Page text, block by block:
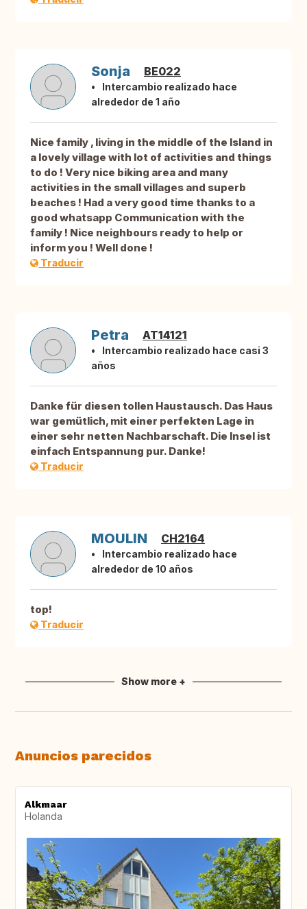
Sonja BE022
Intercambio realizado hace
alrededor de 1 año
Nice family , living in the middle of the Island in
a lovely village with lot of activities and things
to do ! Very nice biking area and many
activities in the small villages and superb
beaches ! Had a very good time thanks to a
good whatsapp Communication with the
family ! Nice neighbours ready to help or
inform you ! Well done !
Traducir
Petra AT14121
Intercambio realizado hace casi 3
años
Danke für diesen tollen Haustausch. Das Haus
war gemütlich, mit einer perfekten Lage in
einer sehr netten Nachbarschaft. Die Insel ist
einfach Entspannung pur. Danke!
Traducir
MOULIN CH2164
Intercambio realizado hace
alrededor de 10 años
top!
Traducir
Show more +
Anuncios parecidos
Alkmaar
Holanda